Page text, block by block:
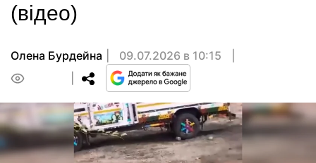
(відео)
Олена Бурдейна
09.07.2026 в 10:15